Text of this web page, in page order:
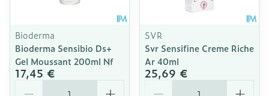
Bioderma
Bioderma Sensibio Ds+
Gel Moussant 200ml Nf
17,45 €
SVR
Svr Sensifine Creme Riche
Ar 40ml
25,69 €